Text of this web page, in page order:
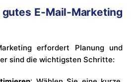
gutes E-Mail-Marketing
erfordert Planung und
sind die wichtigsten Schritte: